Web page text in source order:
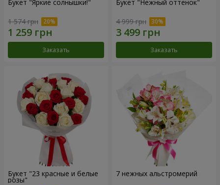
Букет "Яркие солнышки!"
1 574 грн
Заказать
Букет "Нежный оттенок"
4 999 грн
Заказать
Букет "23 красные и белые
розы"
7 нежных альстромерий